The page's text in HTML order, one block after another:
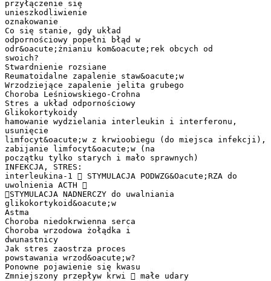
przyłączenie się
unieszkodliwienie
oznakowanie
Co się stanie, gdy układ
odpornościowy popełni błąd w
odr&oacute;żnianiu kom&oacute;rek obcych od
swoich?
Stwardnienie rozsiane
Reumatoidalne zapalenie staw&oacute;w
Wrzodziejące zapalenie jelita grubego
Choroba Leśniowskiego-Crohna
Stres a układ odpornościowy
Glikokortykoidy
hamowanie wydzielania interleukin i interferonu,
usunięcie
limfocyt&oacute;w z krwioobiegu (do miejsca infekcji),
zabijanie limfocyt&oacute;w (na
początku tylko starych i mało sprawnych)
INFEKCJA, STRES:
interleukina-1  STYMULACJA PODWZG&Oacute;RZA do
uwolnienia ACTH 
STYMULACJA NADNERCZY do uwalniania
glikokortykoid&oacute;w
Astma
Choroba niedokrwienna serca
Choroba wrzodowa żołądka i
dwunastnicy
Jak stres zaostrza proces
powstawania wrzod&oacute;w?
Ponowne pojawienie się kwasu
Zmniejszony przepływ krwi  małe udary